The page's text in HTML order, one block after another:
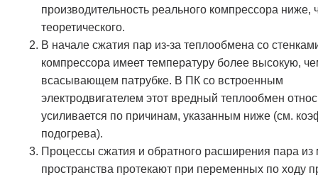
производительность реального компрессора ниже,
теоретического.
В начале сжатия пар из-за теплообмена со
компрессора имеет температуру более высокую,
всасывающем патрубке. В ПК со встроенным
электродвигателем этот вредный теплообмен
усиливается по причинам, указанным ниже (см.
подогрева).
Процессы сжатия и обратного расширения пара из
пространства протекают при переменных по ходу